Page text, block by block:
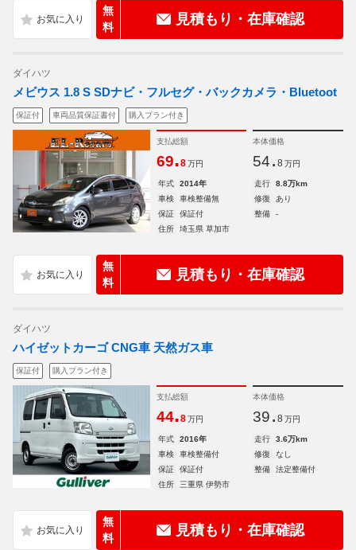
無
料
見積もり・在庫確認
ダイハツ
メビウス 1.8 S SDナビ・フルセグ・バックカメラ・Bluetoot
保証付 車両品質保証書付 購入プラン付き
支払総額
69.8 万円
本体価格
54. 8 万円
年式 2014年 走行
8.8万km
車検
車検整備無 修復
あり
保証
保証付 整備
-
住所
埼玉県 草加市
無
料
見積もり・在庫確認
ダイハツ
ハイゼットカーゴ CNG車 天然ガス車
保証付 購入プラン付き
支払総額
44.8 万円
本体価格
39. 8 万円
年式 2016年 走行
3.6万km
車検
車検整備付 修復
なし
保証
保証付 整備
法定整備付
住所
三重県 伊勢市
無
料
見積もり・在庫確認